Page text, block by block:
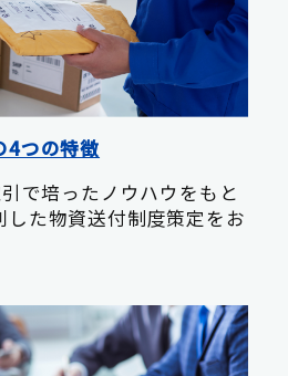
4つの特徴
で培ったノウハウをもと
した物資送付制度策定をお